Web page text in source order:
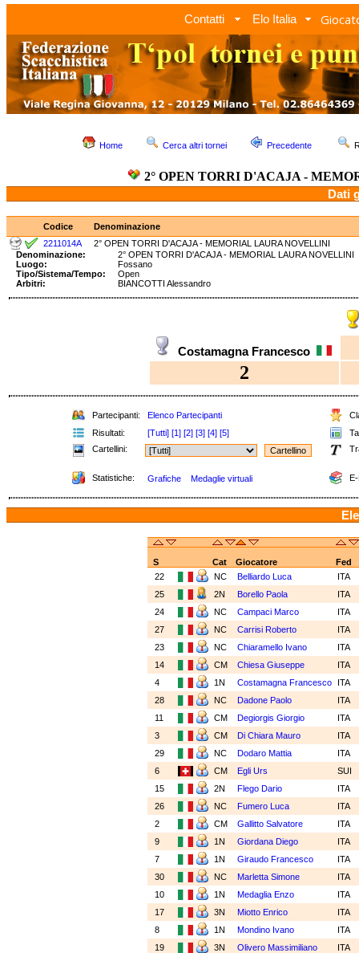
Contatti Elo Italia
Home Cerca altri tornei Precedente
2° OPEN TORRI D'ACAJA -
Dati
Codice
Denominazione
2211014A
2° OPEN TORRI D'ACAJA - MEMORIAL LAURA NOVELLINI
Denominazione:
2° OPEN TORRI D'ACAJA - MEMORIAL LAURA
Luogo:
Fossano
Tipo/Sistema/Tempo:
Open
Arbitri:
BIANCOTTI Alessandro
Costamagna Francesco
2
Partecipanti: Elenco Partecipanti
Risultati:
[Tutti] [1] [2] [3] [4] [5]
Cartellini:
Statistiche: Grafiche Medaglie virtuali
S Cat Giocatore
Fed
22
NC Belliardo Luca
ITA
25
2N Borello Paola
ITA
24
NC Campaci Marco
ITA
27
NC Carrisi Roberto
ITA
23
NC Chiaramello Ivano
ITA
14
CM Chiesa Giuseppe
ITA
4
1N Costamagna Francesco
ITA
28
NC Dadone Paolo
ITA
11
CM Degiorgis Giorgio
ITA
3
CM Di Chiara Mauro
ITA
29
NC Dodaro Mattia
ITA
6
CM Egli Urs
SUI
15
2N Flego Dario
ITA
26
NC Fumero Luca
ITA
2
CM Gallitto Salvatore
ITA
9
1N Giordana Diego
ITA
7
1N Giraudo Francesco
ITA
30
NC Marletta Simone
ITA
10
1N Medaglia Enzo
ITA
17
3N Miotto Enrico
ITA
8
1N Mondino Ivano
ITA
19
3N Olivero Massimiliano
ITA